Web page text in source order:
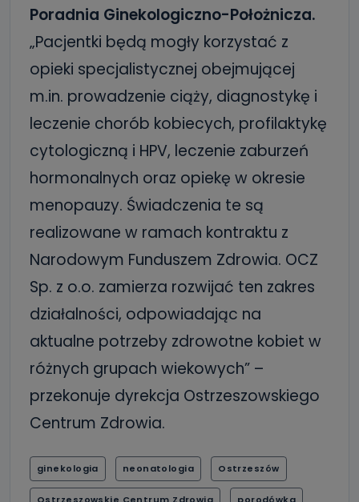
Poradnia Ginekologiczno-Położnicza.
„Pacjentki będą mogły korzystać z
opieki specjalistycznej obejmującej
m.in. prowadzenie ciąży, diagnostykę i
leczenie chorób kobiecych, profilaktykę
cytologiczną i HPV, leczenie zaburzeń
hormonalnych oraz opiekę w okresie
menopauzy. Świadczenia te są
realizowane w ramach kontraktu z
Narodowym Funduszem Zdrowia. OCZ
Sp. z o.o. zamierza rozwijać ten zakres
działalności, odpowiadając na
aktualne potrzeby zdrowotne kobiet w
różnych grupach wiekowych” –
przekonuje dyrekcja Ostrzeszowskiego
Centrum Zdrowia.
ginekologia neonatologia Ostrzeszów